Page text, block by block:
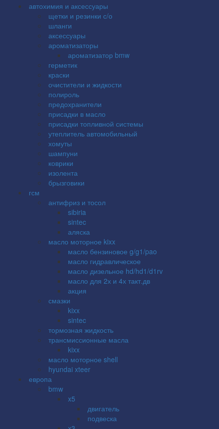
автохимия и аксессуары
щетки и резинки с/о
шланги
аксессуары
ароматизаторы
ароматизатор bmw
герметик
краски
очистители и жидкости
полироль
предохранители
присадки в масло
присадки топливной системы
утеплитель автомобильный
хомуты
шампуни
коврики
изолента
брызговики
гсм
антифриз и тосол
sibiria
sintec
аляска
масло моторное kixx
масло бензиновое g/g1/pao
масло гидравлическое
масло дизельное hd/hd1/d1rv
масло для 2х и 4х такт.дв
акция
смазки
kixx
sintec
тормозная жидкость
трансмиссионные масла
kixx
масло моторное shell
hyundai xteer
европа
bmw
x5
двигатель
подвеска